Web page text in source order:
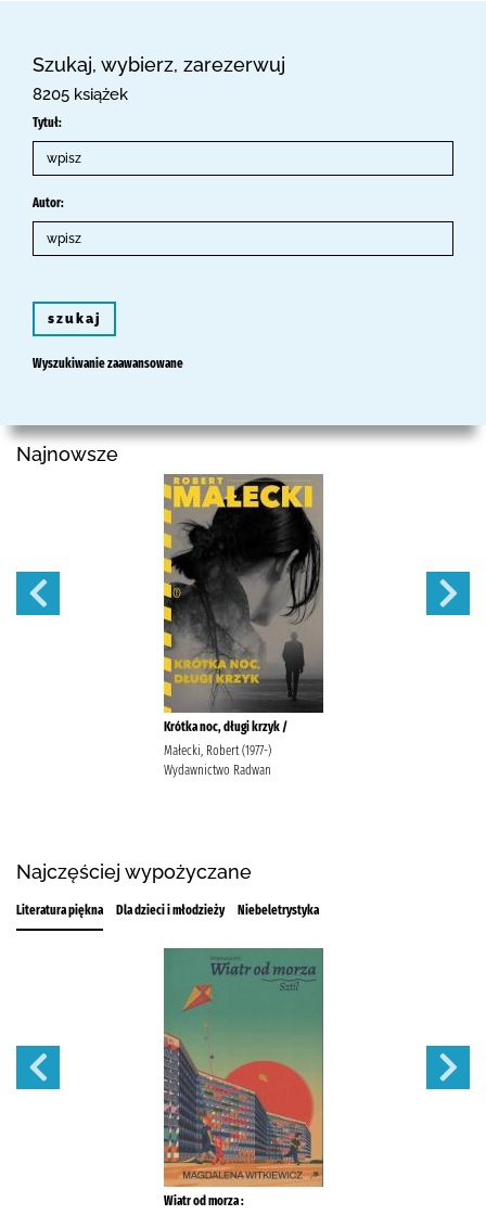
Szukaj, wybierz, zarezerwuj
8205 książek
Tytuł:
Autor:
szukaj
Wyszukiwanie zaawansowane
Najnowsze
Krótka noc, długi krzyk /
Małecki, Robert (1977-)
Wydawnictwo Radwan
Najczęściej wypożyczane
Literatura piękna Dla dzieci i młodzieży Niebeletrystyka
Wiatr od morza :